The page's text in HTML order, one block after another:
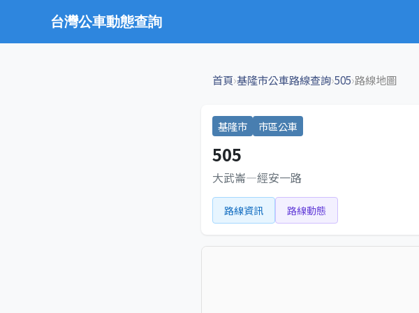
台灣公車動態查詢
首頁›基隆市公車路線查詢›505›路線地圖
基隆市 市區公車
505
大武崙—經安一路
路線資訊 路線動態